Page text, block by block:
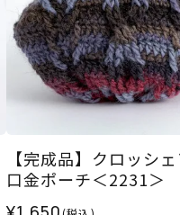
【完成品】クロッシ
口金ポーチ＜2231＞